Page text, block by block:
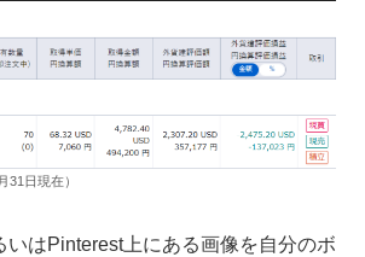
31日現在）
いはPinterest上にある画像を自分のボ